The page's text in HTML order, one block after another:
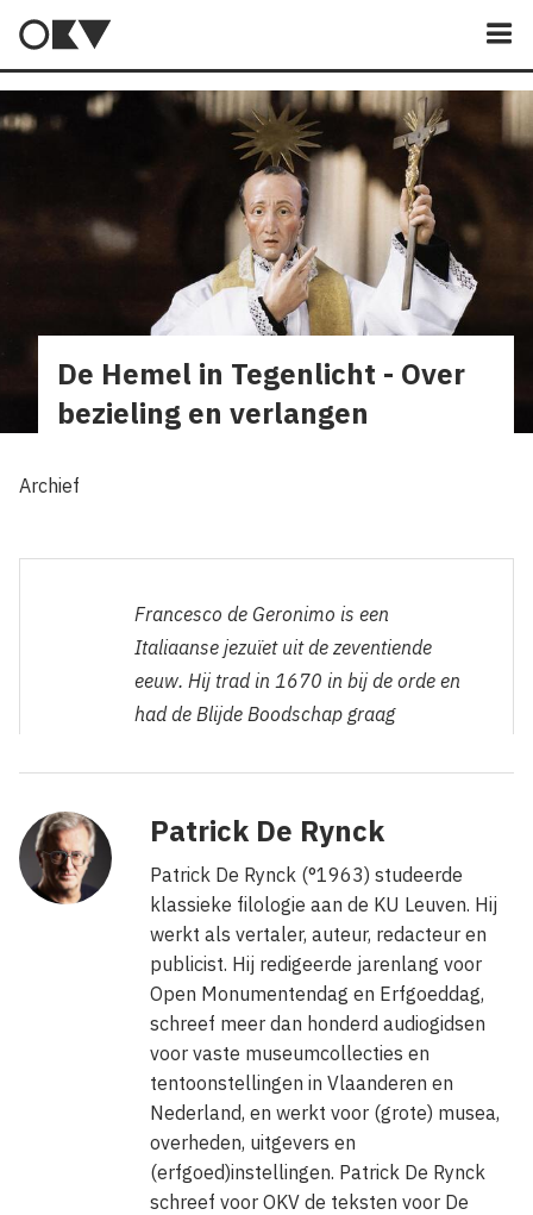
De Hemel in Tegenlicht - Over
bezieling en verlangen
Archief
Francesco de Geronimo is een
Italiaanse jezuïet uit de zeventiende
eeuw. Hij trad in 1670 in bij de orde en
had de Blijde Boodschap graag
Oosten, in het spoor van het grote
voorbeeld Franciscus Xaverius. Volgens
zijn oversten lag zijn ware roeping echter
in en om Napels. Francesco preekte
daar zo overtuigend dat hij
tienduizenden mensen lokte en velen
bekeerde, tot in gevangenissen en
bordelen. Men zei over hem: "Wanneer
hij praat, is hij als een lam, maar hij is
een leeuw wanneer hij predikt." Altijd
had hij een kruisbeeld bij zich.
Patrick De Rynck
Patrick De Rynck (°1963) studeerde
klassieke filologie aan de KU Leuven. Hij
werkt als vertaler, auteur, redacteur en
publicist. Hij redigeerde jarenlang voor
Open Monumentendag en Erfgoeddag,
schreef meer dan honderd audiogidsen
voor vaste museumcollecties en
tentoonstellingen in Vlaanderen en
Nederland, en werkt voor (grote) musea,
overheden, uitgevers en
(erfgoed)instellingen. Patrick De Rynck
schreef voor OKV de teksten voor De